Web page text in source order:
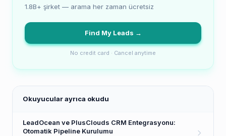
1.8B+ şirket — arama her zaman ücretsiz
Find My Leads →
No credit card · Cancel anytime
Okuyucular ayrıca okudu
LeadOcean ve PlusClouds CRM Entegrasyonu:
Otomatik Pipeline Kurulumu